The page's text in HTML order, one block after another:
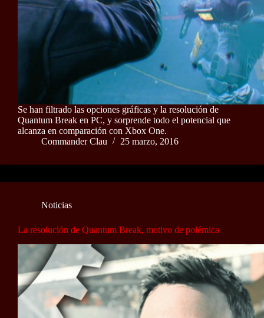
Se han filtrado las opciones gráficas y la resolución de
Quantum Break en PC, y sorprende todo el potencial que
alcanza en comparación con Xbox One.
Commander Clau
25 marzo, 2016
Noticias
La resolución de Quantum Break, motivo de polémica